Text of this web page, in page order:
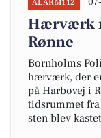
ALARM112
Hærværk
Rønne
Bornholms
hærværk, der
på Harbovej i
tidsrummet
sten blev